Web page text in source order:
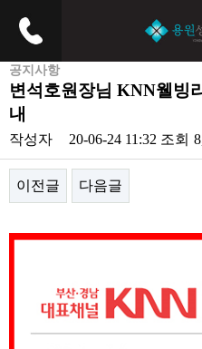
공지사항
변석호원장님 KNN웰빙
내
작성자 20-06-24 11:32 조회
이전글 다음글
본문